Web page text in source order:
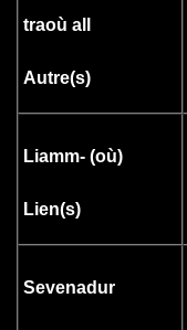
traoù all
Autre(s)
Liamm- (où)
Lien(s)
Sevenadur